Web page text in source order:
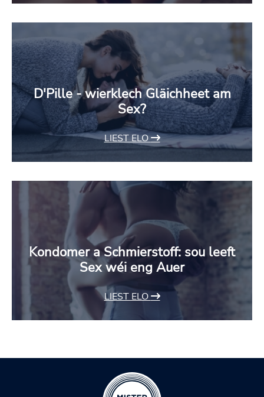
D'Pille - wierklech Gläichheet am
Sex?
LIEST ELO
Kondomer a Schmierstoff: sou leeft
Sex wéi eng Auer
LIEST ELO